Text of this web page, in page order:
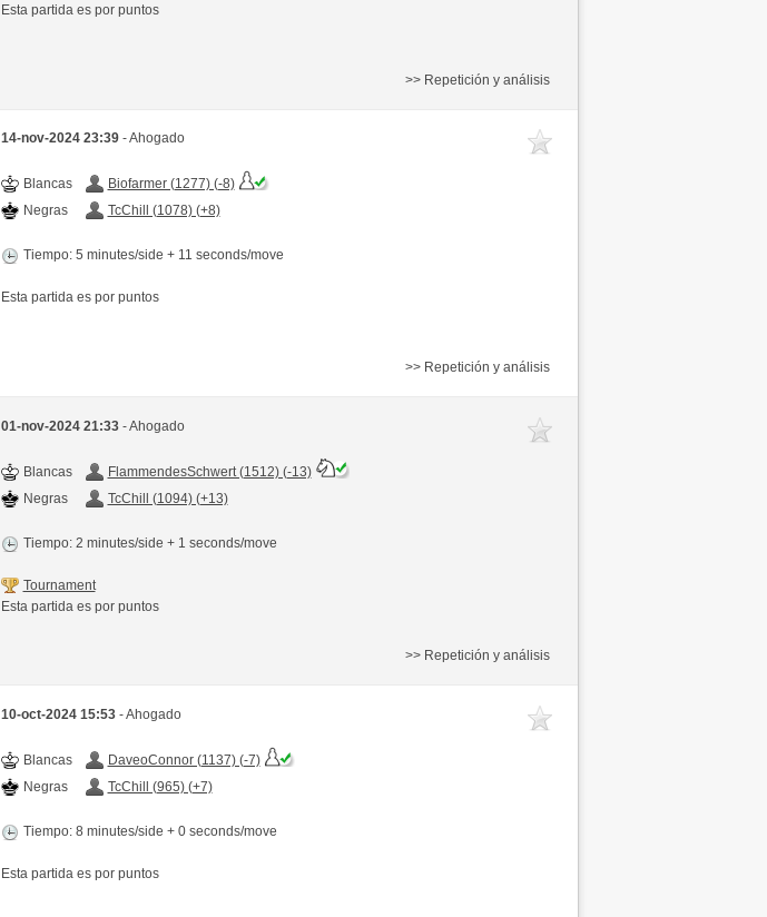
Esta partida es por puntos
>> Repetición y análisis
14-nov-2024 23:39 - Ahogado
Blancas
Biofarmer (1277) (-8)
Negras
TcChill (1078) (+8)
Tiempo: 5 minutes/side + 11 seconds/move
Esta partida es por puntos
>> Repetición y análisis
01-nov-2024 21:33 - Ahogado
Blancas
FlammendesSchwert (1512) (-13)
Negras
TcChill (1094) (+13)
Tiempo: 2 minutes/side + 1 seconds/move
Tournament
Esta partida es por puntos
>> Repetición y análisis
10-oct-2024 15:53 - Ahogado
Blancas
DaveoConnor (1137) (-7)
Negras
TcChill (965) (+7)
Tiempo: 8 minutes/side + 0 seconds/move
Esta partida es por puntos